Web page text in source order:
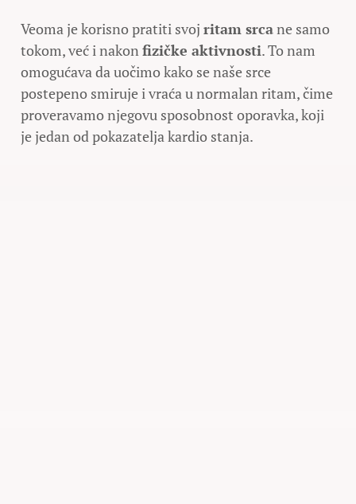
Veoma je korisno pratiti svoj ritam srcane samo
tokom, već i nakon fizičke aktivnosti. To nam
omogućava da uočimo kako se naše srce
postepeno smiruje i vraća u normalan ritam, čime
proveravamo njegovu sposobnost oporavka, koji
je jedan od pokazatelja kardio stanja.